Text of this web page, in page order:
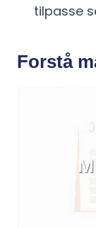
tilpasse
Forstå